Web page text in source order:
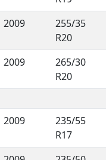
2009
255/35
R20
2009
265/30
R20
2009
235/55
R17